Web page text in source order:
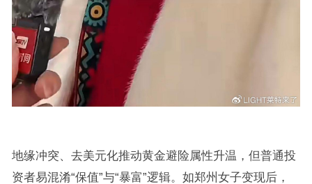
地缘冲突、去美元化推动黄金避险属性升温，但普通投
资者易混淆“保值”与“暴富”逻辑。如郑州女子变现后，